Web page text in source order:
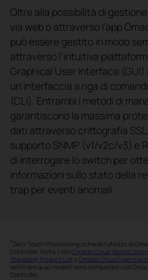
Oltre alla possibilità di
via web o attraverso l'app
può essere gestito in modo
attraverso l'intuitiva
Graphical User Interface
un'interfaccia a riga di
(CLI). Entrambi i metodi di
garantiscono la massima
dati attraverso crittografia SSL
supporto SNMP (v1/v2c/v3) e
di interrogare lo switch per
informazioni sullo stato della
trap per eventi anomali.
†Zero-Touch Provisioning richiede l'utilizzo di
Controller. Visita il sitoOmada Cloud-Based
Standard) Product List oOmada Cloud Essentials
verificare quali modelli sono compatibili con
Controller.